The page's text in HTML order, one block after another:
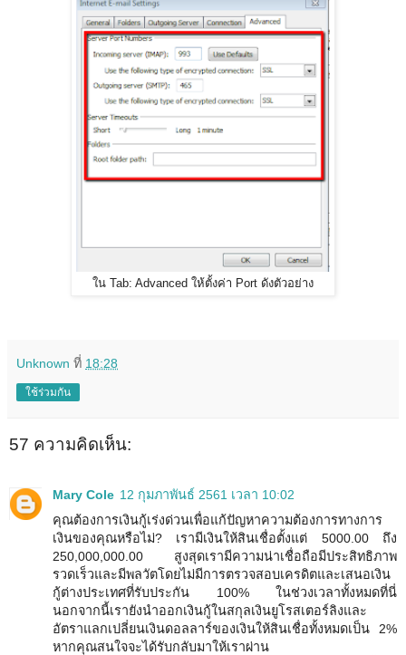
ใน Tab: Advanced ให้ตั้งค่า Port ดังตัวอย่าง
Unknown ที่ 18:28
ใช้ร่วมกัน
57 ความคิดเห็น:
Mary Cole 12 กุมภาพันธ์ 2561 เวลา 10:02
คุณต้องการเงินกู้เร่งด่วนเพื่อแก้ปัญหาความต้องการทางการ
เงินของคุณหรือไม่? เรามีเงินให้สินเชื่อตั้งแต่ 5000.00 ถึง
250,000,000.00 สูงสุดเรามีความน่าเชื่อถือมีประสิทธิภาพ
รวดเร็วและมีพลวัตโดยไม่มีการตรวจสอบเครดิตและเสนอเงิน
กู้ต่างประเทศที่รับประกัน 100% ในช่วงเวลาทั้งหมดที่นี่
นอกจากนี้เรายังนำออกเงินกู้ในสกุลเงินยูโรสเตอร์ลิงและ
อัตราแลกเปลี่ยนเงินดอลลาร์ของเงินให้สินเชื่อทั้งหมดเป็น 2%
หากคุณสนใจจะได้รับกลับมาให้เราผ่าน